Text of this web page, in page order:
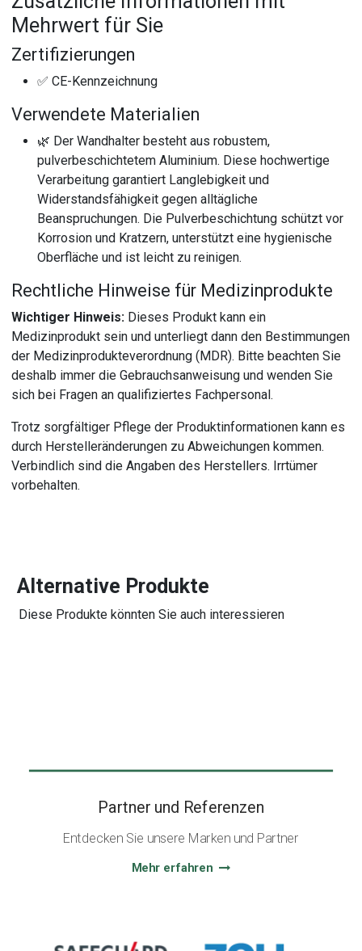
Mehrwert für Sie
Zertifizierungen
✅ CE-Kennzeichnung
Verwendete Materialien
🌿 Der Wandhalter besteht aus robustem,
pulverbeschichtetem Aluminium. Diese hochwertige
Verarbeitung garantiert Langlebigkeit und
Widerstandsfähigkeit gegen alltägliche
Beanspruchungen. Die Pulverbeschichtung schützt vor
Korrosion und Kratzern, unterstützt eine hygienische
Oberfläche und ist leicht zu reinigen.
Rechtliche Hinweise für Medizinprodukte
Wichtiger Hinweis: Dieses Produkt kann ein
Medizinprodukt sein und unterliegt dann den Bestimmungen
der Medizinprodukteverordnung (MDR). Bitte beachten Sie
deshalb immer die Gebrauchsanweisung und wenden Sie
sich bei Fragen an qualifiziertes Fachpersonal.
Trotz sorgfältiger Pflege der Produktinformationen kann es
durch Herstelleränderungen zu Abweichungen kommen.
Verbindlich sind die Angaben des Herstellers. Irrtümer
vorbehalten.
Alternative Produkte
Diese Produkte könnten Sie auch interessieren
Partner und Referenzen
Entdecken Sie unsere Marken und Partner
Mehr erfahren